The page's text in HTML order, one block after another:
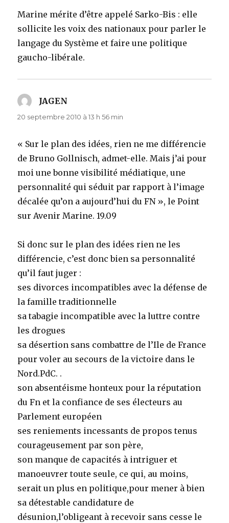
Marine mérite d’être appelé Sarko-Bis : elle
sollicite les voix des nationaux pour parler le
langage du Système et faire une politique
gaucho-libérale.
JAGEN
20 septembre 2010 à 13 h 56 min
« Sur le plan des idées, rien ne me différencie
de Bruno Gollnisch, admet-elle. Mais j’ai pour
moi une bonne visibilité médiatique, une
personnalité qui séduit par rapport à l’image
décalée qu’on a aujourd’hui du FN », le Point
sur Avenir Marine. 19.09
Si donc sur le plan des idées rien ne les
différencie, c’est donc bien sa personnalité
qu’il faut juger :
ses divorces incompatibles avec la défense de
la famille traditionnelle
sa tabagie incompatible avec la luttre contre
les drogues
sa désertion sans combattre de l’Ile de France
pour voler au secours de la victoire dans le
Nord.PdC. .
son absentéisme honteux pour la réputation
du Fn et la confiance de ses électeurs au
Parlement européen
ses reniements incessants de propos tenus
courageusement par son père,
son manque de capacités à intriguer et
manoeuvrer toute seule, ce qui, au moins,
serait un plus en politique,pour mener à bien
sa détestable candidature de
désunion,l’obligeant à recevoir sans cesse le